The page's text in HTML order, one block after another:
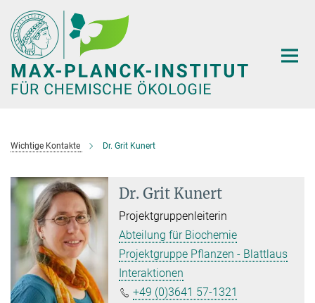
Hauptinhalt
Wichtige Kontakte Dr. Grit Kunert
Dr. Grit Kunert
Projektgruppenleiterin
Abteilung für Biochemie
Projektgruppe Pflanzen - Blattlaus
Interaktionen
+49 (0)3641 57-1321